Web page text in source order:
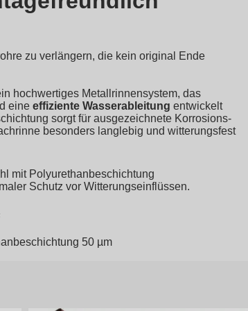
zu verlängern, die kein original Ende
hochwertiges Metallrinnensystem, das
eine effiziente Wasserableitung entwickelt
sorgt für ausgezeichnete Korrosions-
besonders langlebig und witterungsfest
mit Polyurethanbeschichtung
Schutz vor Witterungseinflüssen.
50 µm